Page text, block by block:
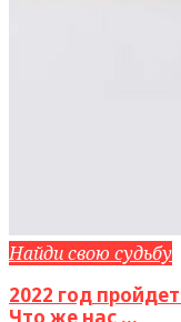
Найди свою судьбу
2022 год
Что же нас ...